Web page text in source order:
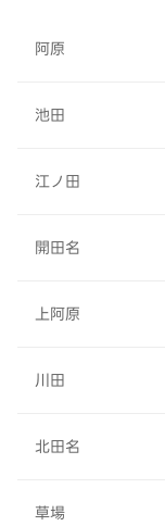
阿原
池田
江ノ田
開田名
上阿原
川田
北田名
草場